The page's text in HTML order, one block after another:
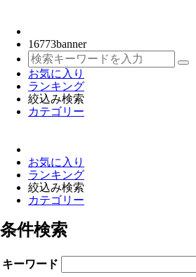
16773banner
お気に入り
ランキング
絞込み検索
カテゴリー
お気に入り
ランキング
絞込み検索
カテゴリー
条件検索
キーワード